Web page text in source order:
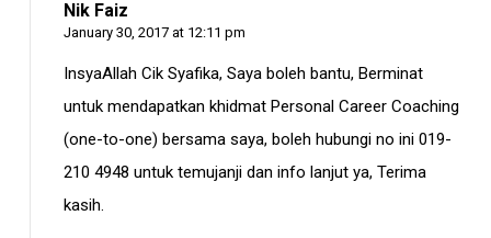
Nik Faiz
January 30, 2017 at 12:11 pm
InsyaAllah Cik Syafika, Saya boleh bantu, Berminat
untuk mendapatkan khidmat Personal Career Coaching
(one-to-one) bersama saya, boleh hubungi no ini 019-
210 4948 untuk temujanji dan info lanjut ya, Terima
kasih.